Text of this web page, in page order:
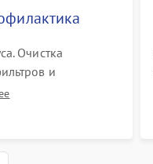
Очистка
и
пыли.